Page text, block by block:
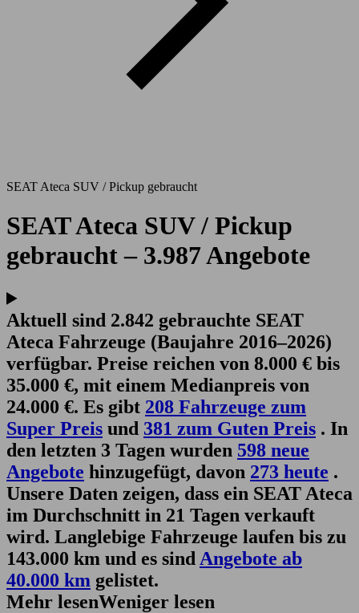
SEAT Ateca SUV / Pickup gebraucht
SEAT Ateca SUV / Pickup
gebraucht – 3.987 Angebote
Aktuell sind 2.842 gebrauchte SEAT
Ateca Fahrzeuge (Baujahre 2016–2026)
verfügbar. Preise reichen von 8.000 € bis
35.000 €, mit einem Medianpreis von
24.000 €. Es gibt 208 Fahrzeuge zum
Super Preis und 381 zum Guten Preis . In
den letzten 3 Tagen wurden 598 neue
Angebote hinzugefügt, davon 273 heute .
Unsere Daten zeigen, dass ein SEAT Ateca
im Durchschnitt in 21 Tagen verkauft
wird. Langlebige Fahrzeuge laufen bis zu
143.000 km und es sind Angebote ab
40.000 km gelistet.
Mehr lesenWeniger lesen